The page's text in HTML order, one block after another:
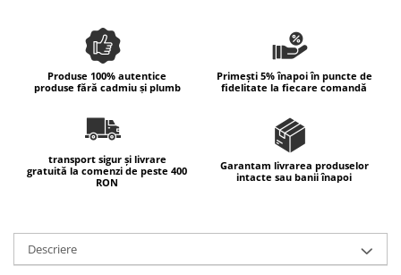
Produse 100% autentice
produse fără cadmiu și plumb
Primești 5% înapoi în puncte de
fidelitate la fiecare comandă
transport sigur și livrare
gratuită la comenzi de peste 400
RON
Garantam livrarea produselor
intacte sau banii înapoi
Descriere